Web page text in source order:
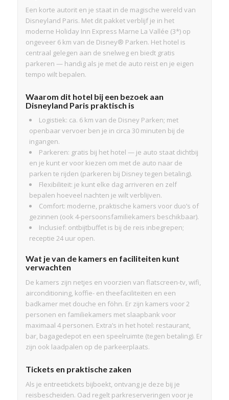
Een korte autorit en je staat in de magische wereld van
Disneyland Paris. Met dit pakket verblijf je in het
moderne Holiday Inn Express Marne La Vallée (3*) op
ongeveer 6 km van de Disney® Parken. Het hotel is
centraal gelegen aan de snelweg en biedt gratis
parkeren — handig als je met de auto reist en je eigen
tempo wilt bepalen.
Waarom dit hotel bij een bezoek aan
Disneyland Paris praktisch is
Logistiek: ca. 6 km van de Disney Parken; met
openbaar vervoer ben je in circa 30 minuten bij de
ingangen.
Parkeren: gratis bij het hotel — je auto staat dichtbij
en je kunt er voor kiezen om met de auto naar de
parken te rijden (parkeren bij Disney tegen betaling).
Flexibiliteit: je kunt elke dag arriveren en zelf
bepalen hoeveel nachten je wilt verblijven.
Comfort: moderne, praktische kamers voor duo’s of
gezinnen (ook 4-persoonsfamiliekamers beschikbaar).
Inclusief: ontbijtbuffet is bij de reis inbegrepen;
receptie 24 uur open.
Wat je van de kamers en faciliteiten kunt
verwachten
De kamers zijn netjes en voorzien van flatscreen-tv, wifi,
airconditioning, koffie- en theefaciliteiten en een
badkamer met douche en föhn. Er zijn kamers voor 2
personen en familiekamers met slaapbank voor
maximaal 4 personen. Extra’s in het hotel: restaurant,
bar, bagagedepot en een speelruimte (tegen betaling). Er
zijn ook laadpalen op de parkeerplaats.
Tickets en praktische zaken
Als je entreetickets bijboekt, ontvang je deze bij je
reisbescheiden. Oad regelt parkreserveringen voor je